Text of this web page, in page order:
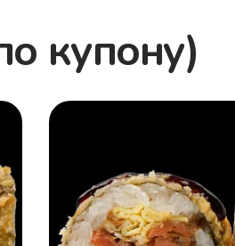
купону)